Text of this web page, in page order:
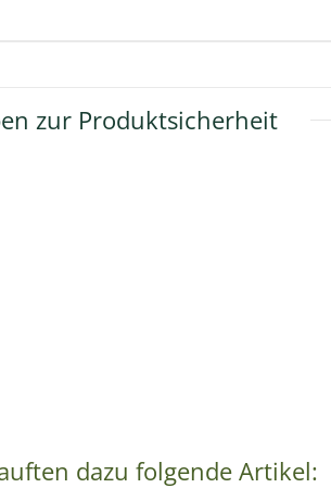
zur Produktsicherheit
dazu folgende Artikel: